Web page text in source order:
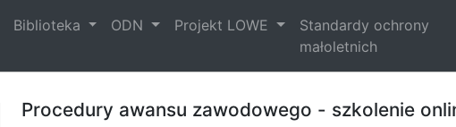
Biblioteka ODN Projekt LOWE
Standardy ochrony
małoletnich
Procedury awansu zawodowego - szkolenie